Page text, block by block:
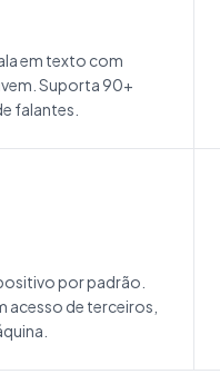
em texto com
Suporta 90+
falantes.
por padrão.
acesso de terceiros,